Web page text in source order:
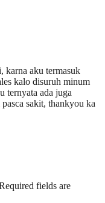
karna aku termasuk
kalo disuruh minum
ternyata ada juga
sakit, thankyou ka
fields are